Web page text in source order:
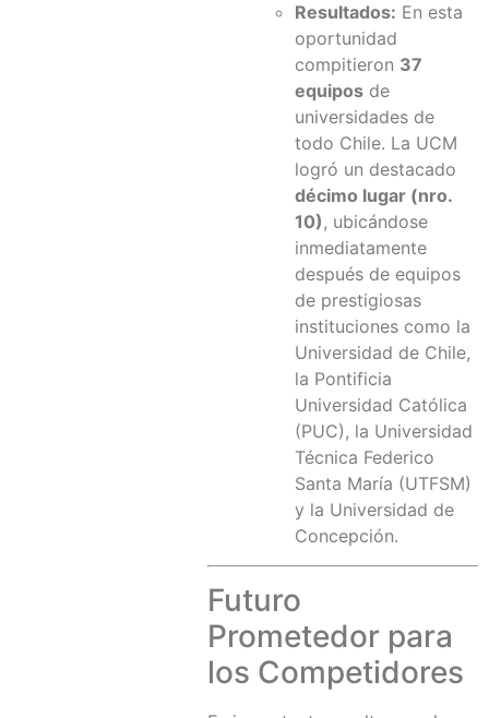
Resultados: En esta
oportunidad
compitieron 37
equipos de
universidades de
todo Chile. La UCM
logró un destacado
décimo lugar (nro.
10), ubicándose
inmediatamente
después de equipos
de prestigiosas
instituciones como la
Universidad de Chile,
la Pontificia
Universidad Católica
(PUC), la Universidad
Técnica Federico
Santa María (UTFSM)
y la Universidad de
Concepción.
Futuro
Prometedor para
los Competidores